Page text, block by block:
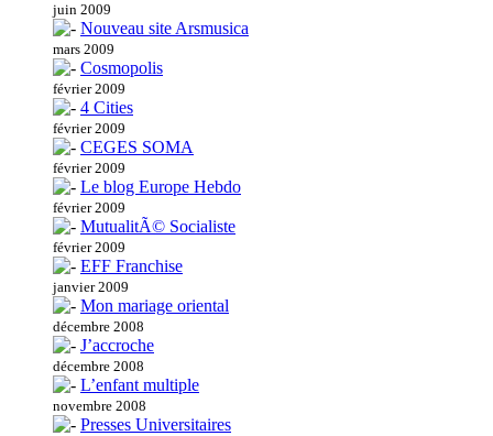
juin 2009
Nouveau site Arsmusica
mars 2009
Cosmopolis
février 2009
4 Cities
février 2009
CEGES SOMA
février 2009
Le blog Europe Hebdo
février 2009
MutualitÃ© Socialiste
février 2009
EFF Franchise
janvier 2009
Mon mariage oriental
décembre 2008
J’accroche
décembre 2008
L’enfant multiple
novembre 2008
Presses Universitaires